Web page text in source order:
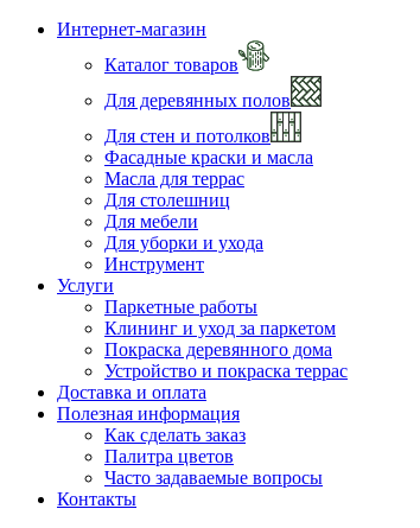
Интернет-магазин
Каталог товаров
Для деревянных полов
Для стен и потолков
Фасадные краски и масла
Масла для террас
Для столешниц
Для мебели
Для уборки и ухода
Инструмент
Услуги
Паркетные работы
Клининг и уход за паркетом
Покраска деревянного дома
Устройство и покраска террас
Доставка и оплата
Полезная информация
Как сделать заказ
Палитра цветов
Часто задаваемые вопросы
Контакты